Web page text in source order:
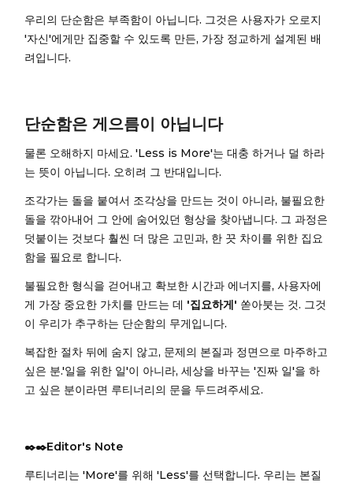
우리의 단순함은 부족함이 아닙니다. 그것은 사용자가 오로지
'자신'에게만 집중할 수 있도록 만든, 가장 정교하게 설계된 배
려입니다.
단순함은 게으름이 아닙니다
물론 오해하지 마세요. 'Less is More'는 대충 하거나 덜 하라
는 뜻이 아닙니다. 오히려 그 반대입니다.
조각가는 돌을 붙여서 조각상을 만드는 것이 아니라, 불필요한
돌을 깎아내어 그 안에 숨어있던 형상을 찾아냅니다. 그 과정은
덧붙이는 것보다 훨씬 더 많은 고민과, 한 끗 차이를 위한 집요
함을 필요로 합니다.
불필요한 형식을 걷어내고 확보한 시간과 에너지를, 사용자에
게 가장 중요한 가치를 만드는 데 '집요하게' 쏟아붓는 것. 그것
이 우리가 추구하는 단순함의 무게입니다.
복잡한 절차 뒤에 숨지 않고, 문제의 본질과 정면으로 마주하고
싶은 분.'일을 위한 일'이 아니라, 세상을 바꾸는 '진짜 일'을 하
고 싶은 분이라면 루티너리의 문을 두드려주세요.
✒️✒️Editor's Note
루티너리는 'More'를 위해 'Less'를 선택합니다. 우리는 본질